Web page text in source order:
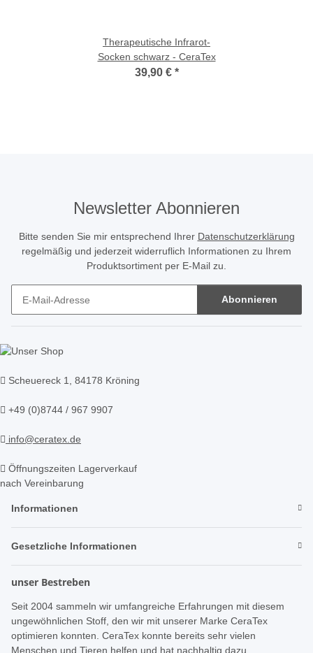
Therapeutische Infrarot-
Socken schwarz - CeraTex
39,90 € *
Newsletter Abonnieren
Bitte senden Sie mir entsprechend Ihrer Datenschutzerklärung
regelmäßig und jederzeit widerruflich Informationen zu Ihrem
Produktsortiment per E-Mail zu.
Abonnieren
Scheuereck 1, 84178 Kröning
+49 (0)8744 / 967 9907
info@ceratex.de
Öffnungszeiten Lagerverkauf
nach Vereinbarung
Informationen
Gesetzliche Informationen
unser Bestreben
Seit 2004 sammeln wir umfangreiche Erfahrungen mit diesem
ungewöhnlichen Stoff, den wir mit unserer Marke CeraTex
optimieren konnten. CeraTex konnte bereits sehr vielen
Menschen und Tieren helfen und hat nachhaltig dazu